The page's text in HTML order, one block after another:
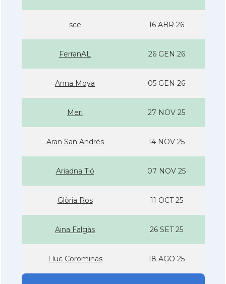
sce 16 ABR 26
FerranAL 26 GEN 26
Anna Moya 05 GEN 26
Meri 27 NOV 25
Aran San Andrés 14 NOV 25
Ariadna Tió 07 NOV 25
Glòria Ros 11 OCT 25
Aina Falgàs 26 SET 25
Lluc Corominas 18 AGO 25